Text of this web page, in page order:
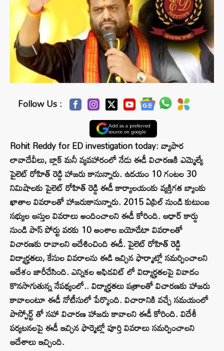
Follow Us :
Add as a preferred
source on google
Rohit Reddy for ED investigation today: వ్యాపార
లావాదేవీలు, బ్లాక్ మనీ వ్యవహారంలో నేడు ఈడీ విచారణకి ఎమ్మెల్యే
పైలెట్ రోహిత్ రెడ్డి హాజరు కానున్నారు. ఉదయం 10 గంటల 30
నిమిషాలకు పైలెట్ రోహిత్ రెడ్డి ఈడీ కార్యాలయంకు వ్యక్తిగత బ్యాంకు
ఖాతాల వివరాలతో హాజరుకానున్నారు. 2015 ఏప్రిల్ నుండి కుటుంబ
సభ్యుల ఆస్తుల వివరాలు అందించాలని ఈడీ కోరింది. ఆధార్ కార్డు
నుండి పాస్ పోర్టు వరకు 10 అంశాల బయోడేటా వివరాలతో
విచారణకు రావాలని ఆదేశించింది ఈడీ. పైలెట్ రోహిత్ రెడ్డి
విద్యార్హతలు, కేసుల వివరాలను ఈడి ఇచ్చిన ఫార్మాట్లో సమర్పించాలని
ఆదేశం జారీచేసింది. ఎన్నికల అఫిడవిట్ లో విద్యార్హతలపై వివాదం
కొనసాగుతున్న నేపథ్యంలో.. విద్యార్హతలు పత్రాలతో విచారణకు హాజరు
కావాలంటూ ఈడీ నోటీసులో పేర్కొంది. విచారానికి వచ్చే సమయంలో
పాస్పోర్ట్ తో సహా విచారణ హాజరు కావాలని ఈడీ కోరింది. విదేశీ
పర్యటనలపై ఈడీ ఇచ్చిన ఫార్మెట్లో పూర్తి వివరాలు సమర్పించాలని
ఆదేశాలు ఇచ్చింది.